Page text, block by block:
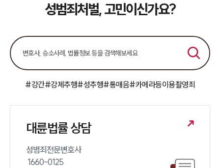
성범죄처벌, 고민이신가요?
#강간#강제추행#성추행#통매음#카메라등이용촬영죄
대륜법률 상담
성범죄전문변호사